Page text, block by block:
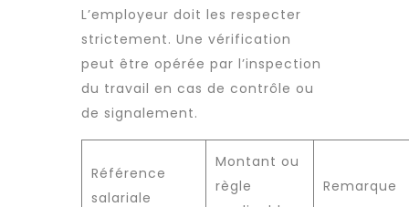
L’employeur doit les respecter
strictement. Une vérification
peut être opérée par l’inspection
du travail en cas de contrôle ou
de signalement.
Référence
salariale
Montant ou
règle
Remarque